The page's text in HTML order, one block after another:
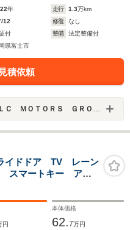
年 走行 1.3万km
12 修復
なし
付 整備
法定整備付
県富士市
積依頼
ＭＯＴＯＲＳ ＧＲＯＵＰ
イドドア TV レーン
スマートキー アイ
ー シートヒーター
ステム ABS ESC
円
本体価格
62.7万円